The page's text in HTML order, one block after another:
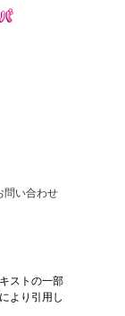
問い合わせ
ストの一部
より引用し